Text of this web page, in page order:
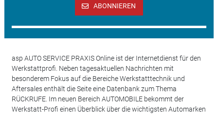
ABONNIEREN
asp AUTO SERVICE PRAXIS Online ist der Internetdienst für den
Werkstattprofi. Neben tagesaktuellen Nachrichten mit
besonderem Fokus auf die Bereiche Werkstatttechnik und
Aftersales enthält die Seite eine Datenbank zum Thema
RÜCKRUFE. Im neuen Bereich AUTOMOBILE bekommt der
Werkstatt-Profi einen Überblick über die wichtigsten Automarken